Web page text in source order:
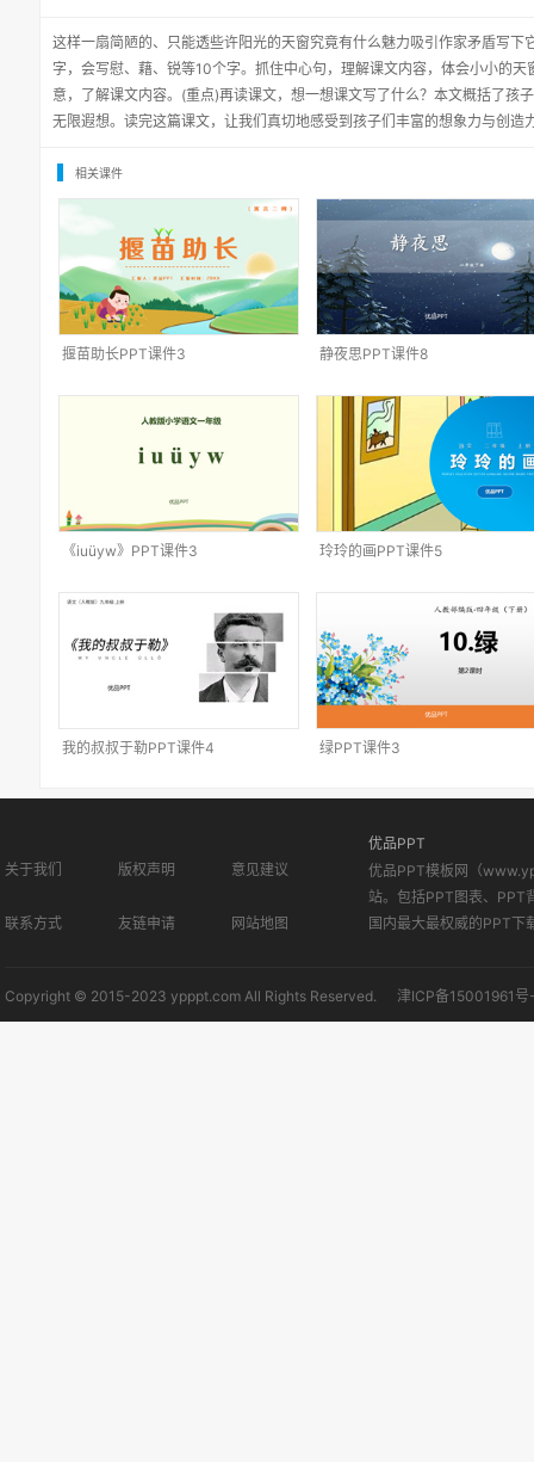
这样一扇简陋的、只能透些许阳光的天窗究竟有什么魅力吸引作家矛盾写
字，会写慰、藉、锐等10个字。抓住中心句，理解课文内容，体会小小的天
意，了解课文内容。(重点)再读课文，想一想课文写了什么？本文概括了孩
无限遐想。读完这篇课文，让我们真切地感受到孩子们丰富的想象力与创造
相关课件
揠苗助长PPT课件3 静夜思PPT课件8
《iuüyw》PPT课件3 玲玲的画PPT课件5
我的叔叔于勒PPT课件4 绿PPT课件3
关于我们 版权声明 意见建议
联系方式 友链申请 网站地图
优品PPT
优品PPT模板网（
站。包括PPT图表、PPT
国内最大最权威的PPT下
Copyright © 2015-2023 ypppt.com All Rights Reserved. 津ICP备15001961号